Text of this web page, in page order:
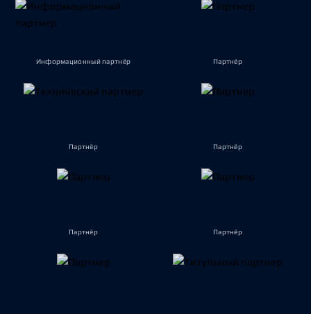
Информационный партнёр Партнёр
Партнёр Партнёр
Партнёр Партнёр